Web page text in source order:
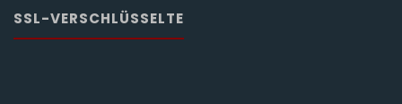
SSL-VERSCHLÜSSELTE